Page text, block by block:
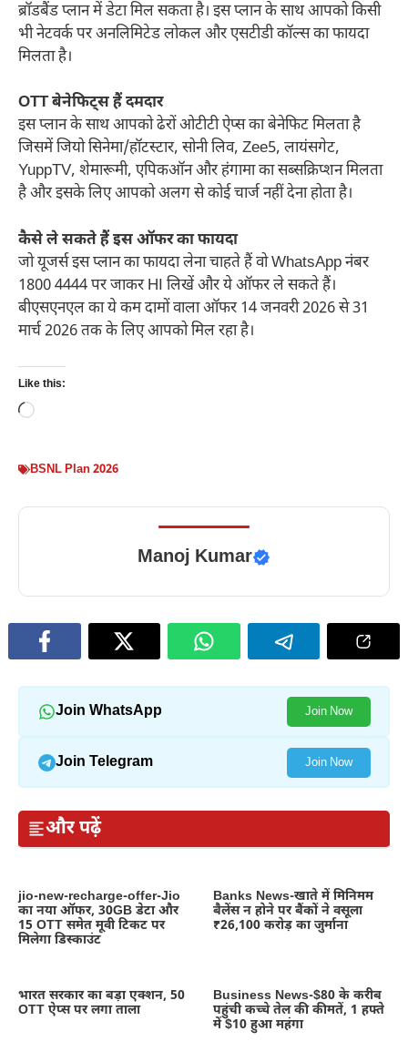
ब्रॉडबैंड प्लान में डेटा मिल सकता है। इस प्लान के साथ आपको किसी
भी नेटवर्क पर अनलिमिटेड लोकल और एसटीडी कॉल्स का फायदा
मिलता है।
OTT बेनेफिट्स हैं दमदार
इस प्लान के साथ आपको ढेरों ओटीटी ऐप्स का बेनेफिट मिलता है
जिसमें जियो सिनेमा/हॉटस्टार, सोनी लिव, Zee5, लायंसगेट,
YuppTV, शेमारूमी, एपिकऑन और हंगामा का सब्सक्रिप्शन मिलता
है और इसके लिए आपको अलग से कोई चार्ज नहीं देना होता है।
कैसे ले सकते हैं इस ऑफर का फायदा
जो यूजर्स इस प्लान का फायदा लेना चाहते हैं वो WhatsApp नंबर
1800 4444 पर जाकर HI लिखें और ये ऑफर ले सकते हैं।
बीएसएनएल का ये कम दामों वाला ऑफर 14 जनवरी 2026 से 31
मार्च 2026 तक के लिए आपको मिल रहा है।
Like this:
Loading…
BSNL Plan 2026
Manoj Kumar
Join WhatsApp Join Now
Join Telegram Join Now
और पढ़ें
jio-new-recharge-offer-Jio
का नया ऑफर, 30GB डेटा और
15 OTT समेत मूवी टिकट पर
मिलेगा डिस्काउंट
Banks News-खाते में मिनिमम
बैलेंस न होने पर बैंकों ने वसूला
₹26,100 करोड़ का जुर्माना
भारत सरकार का बड़ा एक्शन, 50
OTT ऐप्स पर लगा ताला
Business News-$80 के करीब
पहुंची कच्चे तेल की कीमतें, 1 हफ्ते
में $10 हुआ महंगा